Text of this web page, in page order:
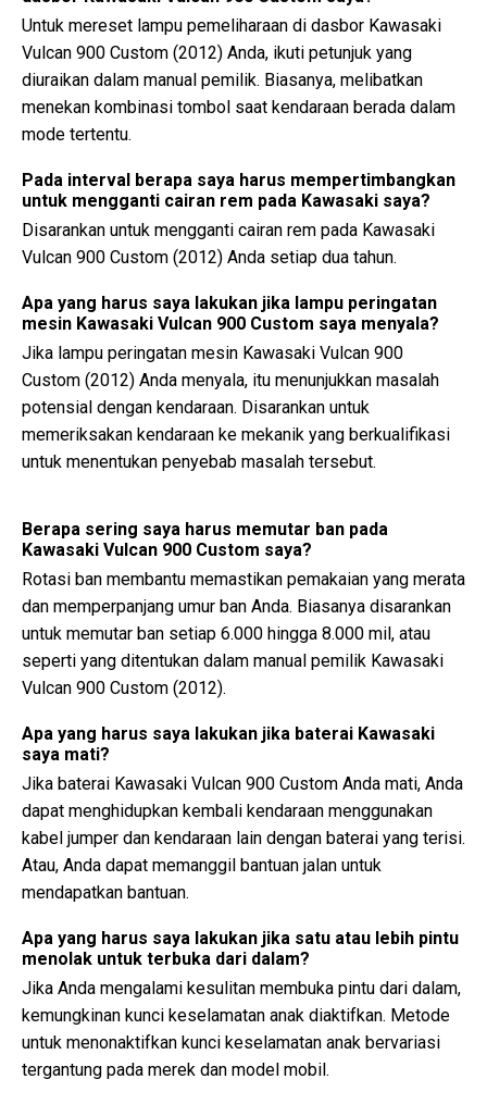
Untuk mereset lampu pemeliharaan di dasbor Kawasaki
Vulcan 900 Custom (2012) Anda, ikuti petunjuk yang
diuraikan dalam manual pemilik. Biasanya, melibatkan
menekan kombinasi tombol saat kendaraan berada dalam
mode tertentu.
Pada interval berapa saya harus mempertimbangkan
untuk mengganti cairan rem pada Kawasaki saya?
Disarankan untuk mengganti cairan rem pada Kawasaki
Vulcan 900 Custom (2012) Anda setiap dua tahun.
Apa yang harus saya lakukan jika lampu peringatan
mesin Kawasaki Vulcan 900 Custom saya menyala?
Jika lampu peringatan mesin Kawasaki Vulcan 900
Custom (2012) Anda menyala, itu menunjukkan masalah
potensial dengan kendaraan. Disarankan untuk
memeriksakan kendaraan ke mekanik yang berkualifikasi
untuk menentukan penyebab masalah tersebut.
Berapa sering saya harus memutar ban pada
Kawasaki Vulcan 900 Custom saya?
Rotasi ban membantu memastikan pemakaian yang merata
dan memperpanjang umur ban Anda. Biasanya disarankan
untuk memutar ban setiap 6.000 hingga 8.000 mil, atau
seperti yang ditentukan dalam manual pemilik Kawasaki
Vulcan 900 Custom (2012).
Apa yang harus saya lakukan jika baterai Kawasaki
saya mati?
Jika baterai Kawasaki Vulcan 900 Custom Anda mati, Anda
dapat menghidupkan kembali kendaraan menggunakan
kabel jumper dan kendaraan lain dengan baterai yang terisi.
Atau, Anda dapat memanggil bantuan jalan untuk
mendapatkan bantuan.
Apa yang harus saya lakukan jika satu atau lebih pintu
menolak untuk terbuka dari dalam?
Jika Anda mengalami kesulitan membuka pintu dari dalam,
kemungkinan kunci keselamatan anak diaktifkan. Metode
untuk menonaktifkan kunci keselamatan anak bervariasi
tergantung pada merek dan model mobil.